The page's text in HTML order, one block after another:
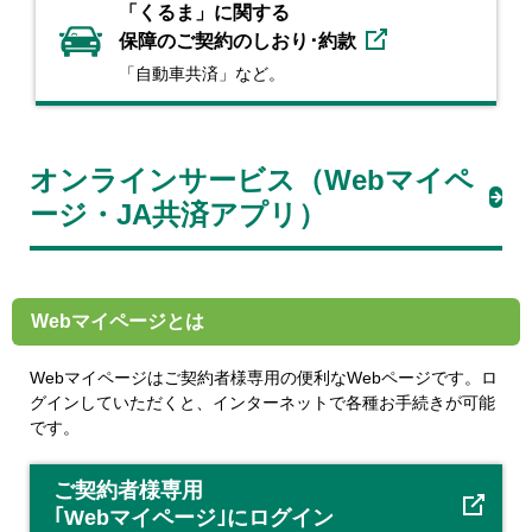
「くるま」に関する
保障のご契約のしおり･約款
「⾃動⾞共済」など。
オンラインサービス（Webマイペ
ージ・JA共済アプリ）
Webマイページとは
Webマイページはご契約者様専用の便利なWebページです。ロ
グインしていただくと、インターネットで各種お手続きが可能
です。
ご契約者様専用
｢Webマイページ｣にログイン